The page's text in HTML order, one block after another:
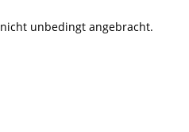
unbedingt angebracht.